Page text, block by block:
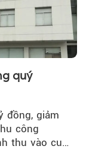
quý
đồng, giảm
công
thu vào cuối